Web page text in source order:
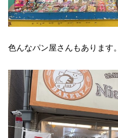
色んなパン屋さんもあります。